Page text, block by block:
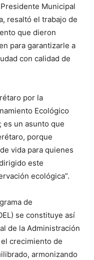
Municipal
resaltó el trabajo de
que dieron
para garantizarle a
con calidad de
por la
Ecológico
es un asunto que
porque
vida para quienes
este
ecológica”.
de
se constituye así
de la Administración
crecimiento de
armonizando